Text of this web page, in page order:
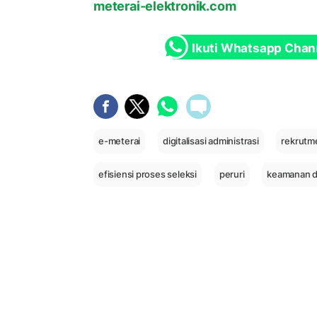
meterai-elektronik.com
Ikuti Whatsapp
e-meterai digitalisasi administrasi
efisiensi proses seleksi peruri keamanan